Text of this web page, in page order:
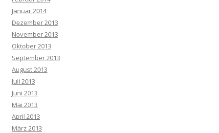
Januar 2014
Dezember 2013
November 2013
Oktober 2013
September 2013
August 2013
Juli 2013
Juni 2013
Mai 2013
April 2013
März 2013